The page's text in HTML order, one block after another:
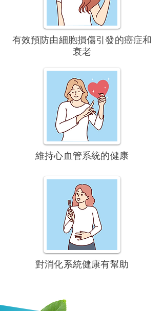
有效預防由細胞損傷引發的癌症和
衰老
維持心血管系統的健康
對消化系統健康有幫助